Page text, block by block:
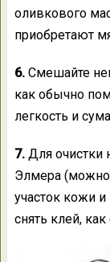
оливкового
приобретают
6.Смешайте
как обычно
легкость и
7.Для очистки
Элмера (можно
участок кожи и
снять клей, как